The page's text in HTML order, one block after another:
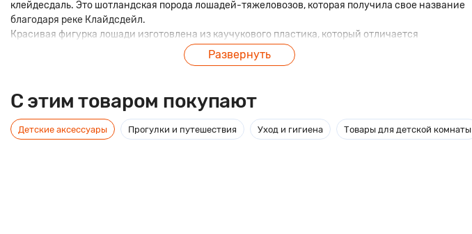
клейдесдаль. Это шотландская порода лошадей-тяжеловозов, которая получила свое название
благодаря реке Клайдсдейл.
Красивая фигурка лошади изготовлена из каучукового пластика, который отличается
прочностью. Расписана фигурка вручную – ребенок сможет в подробностях разглядеть коня: у
него красивая грива и заплетенный в косичку хвост.
Развернуть
C этим товаром покупают
Детские аксессуары Прогулки и путешествия Уход и гигиена Товары для детской комнаты